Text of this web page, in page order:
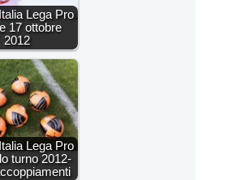
Lega Pro
17 ottobre
2012
Lega Pro
turno 2012-